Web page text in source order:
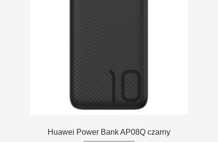
Huawei Power Bank AP08Q czarny